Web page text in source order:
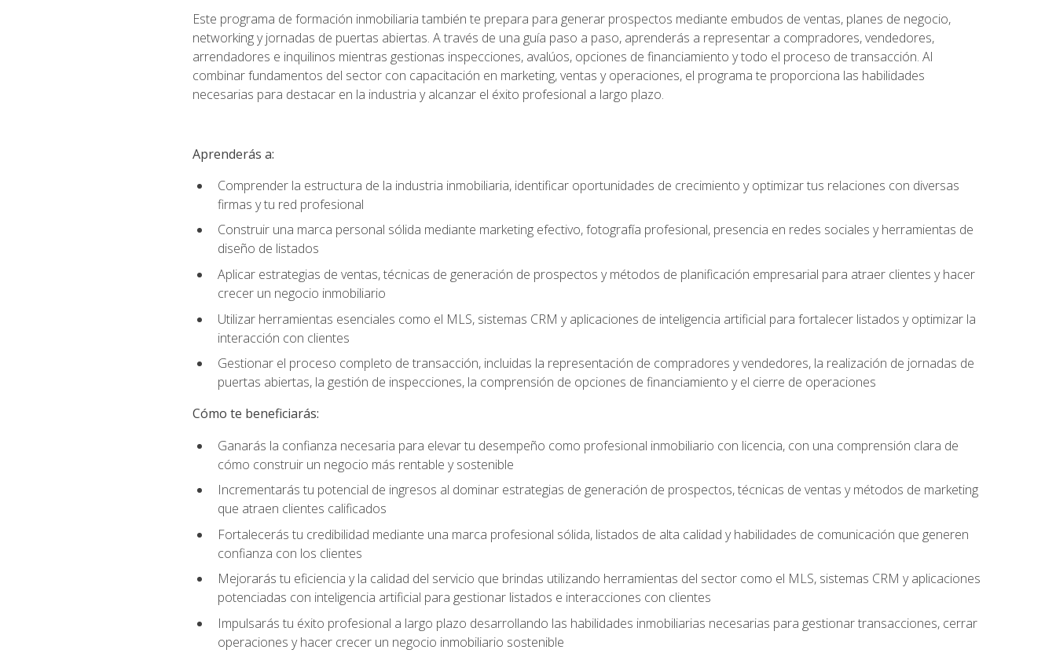
Este programa de formación inmobiliaria también te prepara para generar prospectos mediante embudos de ventas, planes de negocio,
networking y jornadas de puertas abiertas. A través de una guía paso a paso, aprenderás a representar a compradores, vendedores,
arrendadores e inquilinos mientras gestionas inspecciones, avalúos, opciones de financiamiento y todo el proceso de transacción. Al
combinar fundamentos del sector con capacitación en marketing, ventas y operaciones, el programa te proporciona las habilidades
necesarias para destacar en la industria y alcanzar el éxito profesional a largo plazo.
Aprenderás a:
Comprender la estructura de la industria inmobiliaria, identificar oportunidades de crecimiento y optimizar tus relaciones con diversas
firmas y tu red profesional
Construir una marca personal sólida mediante marketing efectivo, fotografía profesional, presencia en redes sociales y herramientas de
diseño de listados
Aplicar estrategias de ventas, técnicas de generación de prospectos y métodos de planificación empresarial para atraer clientes y hacer
crecer un negocio inmobiliario
Utilizar herramientas esenciales como el MLS, sistemas CRM y aplicaciones de inteligencia artificial para fortalecer listados y optimizar la
interacción con clientes
Gestionar el proceso completo de transacción, incluidas la representación de compradores y vendedores, la realización de jornadas de
puertas abiertas, la gestión de inspecciones, la comprensión de opciones de financiamiento y el cierre de operaciones
Cómo te beneficiarás:
Ganarás la confianza necesaria para elevar tu desempeño como profesional inmobiliario con licencia, con una comprensión clara de
cómo construir un negocio más rentable y sostenible
Incrementarás tu potencial de ingresos al dominar estrategias de generación de prospectos, técnicas de ventas y métodos de marketing
que atraen clientes calificados
Fortalecerás tu credibilidad mediante una marca profesional sólida, listados de alta calidad y habilidades de comunicación que generen
confianza con los clientes
Mejorarás tu eficiencia y la calidad del servicio que brindas utilizando herramientas del sector como el MLS, sistemas CRM y aplicaciones
potenciadas con inteligencia artificial para gestionar listados e interacciones con clientes
Impulsarás tu éxito profesional a largo plazo desarrollando las habilidades inmobiliarias necesarias para gestionar transacciones, cerrar
operaciones y hacer crecer un negocio inmobiliario sostenible